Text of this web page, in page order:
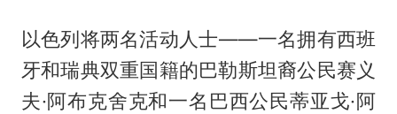
以色列将两名活动人士——一名拥有西班
牙和瑞典双重国籍的巴勒斯坦裔公民赛义
夫·阿布克舍克和一名巴西公民蒂亚戈·阿